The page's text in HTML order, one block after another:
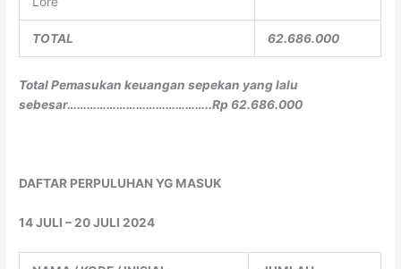
TOTAL 62.686.000
Total Pemasukan keuangan sepekan yang lalu
sebesar……………………………………..Rp 62.686.000
DAFTAR PERPULUHAN YG MASUK
14 JULI – 20 JULI 2024